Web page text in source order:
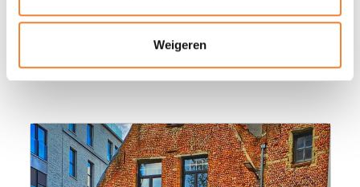
Weigeren
Misschien vind je deze advertenties
ook wel interessant